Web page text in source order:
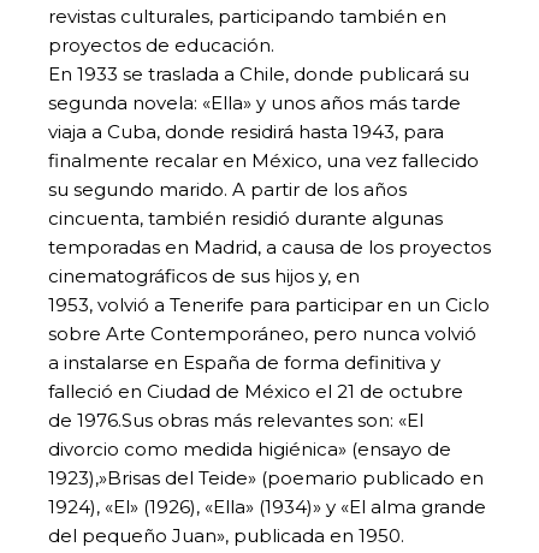
revistas culturales, participando también en
proyectos de educación.
En 1933 se traslada a Chile, donde publicará su
segunda novela: «Ella» y unos años más tarde
viaja a Cuba, donde residirá hasta 1943, para
finalmente recalar en México, una vez fallecido
su segundo marido. A partir de los años
cincuenta, también residió durante algunas
temporadas en Madrid, a causa de los proyectos
cinematográficos de sus hijos y, en
1953, volvió a Tenerife para participar en un Ciclo
sobre Arte Contemporáneo, pero nunca volvió
a instalarse en España de forma definitiva y
falleció en Ciudad de México el 21 de octubre
de 1976.Sus obras más relevantes son: «El
divorcio como medida higiénica» (ensayo de
1923),»Brisas del Teide» (poemario publicado en
1924), «El» (1926), «Ella» (1934)» y «El alma grande
del pequeño Juan», publicada en 1950.